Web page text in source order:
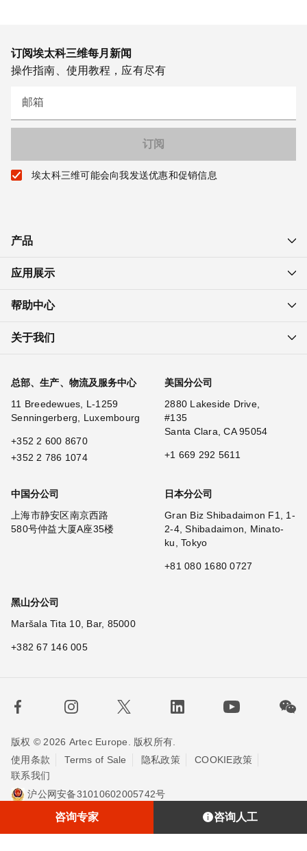
咨询人工
订阅埃太科三维每月新闻
操作指南、使用教程，应有尽有
邮箱
埃太科三维可能会向我发送优惠和促销信息
产品
应用展示
帮助中心
关于我们
总部、生产、物流及服务中心
11 Breedewues, L-1259
Senningerberg, Luxembourg
+352 2 600 8670
+352 2 786 1074
美国分公司
2880 Lakeside Drive,
#135
Santa Clara, CA 95054
+1 669 292 5611
中国分公司
上海市静安区南京西路
580号仲益大厦A座35楼
日本分公司
Gran Biz Shibadaimon F1, 1-
2-4, Shibadaimon, Minato-
ku, Tokyo
+81 080 1680 0727
黑山分公司
Maršala Tita 10, Bar, 85000
+382 67 146 005
版权 © 2026 Artec Europe. 版权所有.
使用条款
Terms of Sale 隐私政策
COOKIE政策
联系我们
沪公网安备31010602005742号
埃太科™（上海）贸易有限责任公司
沪ICP备20013748号-2
咨询专家